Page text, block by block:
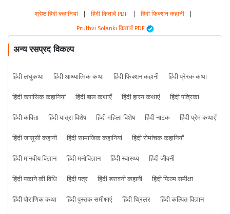
श्रेष्ठ हिंदी कहानियां | हिंदी किताबें PDF | हिंदी फिक्शन कहानी |
Pruthvi Solanki किताबें PDF
अन्य रसप्रद विकल्प
हिंदी लघुकथा हिंदी आध्यात्मिक कथा हिंदी फिक्शन कहानी
हिंदी प्रेरक कथा
हिंदी क्लासिक कहानियां
हिंदी बाल कथाएँ हिंदी हास्य कथाएं
हिंदी पत्रिका
हिंदी कविता
हिंदी यात्रा विशेष हिंदी महिला विशेष हिंदी नाटक
हिंदी प्रेम कथाएँ
हिंदी जासूसी कहानी
हिंदी सामाजिक कहानियां
हिंदी रोमांचक कहानियाँ
हिंदी मानवीय विज्ञान
हिंदी मनोविज्ञान हिंदी स्वास्थ्य
हिंदी जीवनी
हिंदी पकाने की विधि
हिंदी पत्र हिंदी डरावनी कहानी
हिंदी फिल्म समीक्षा
हिंदी पौराणिक कथा
हिंदी पुस्तक समीक्षाएं हिंदी थ्रिलर
हिंदी कल्पित-विज्ञान